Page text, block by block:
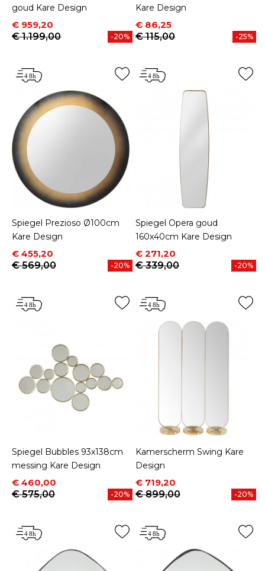
goud Kare Design
Prijs
€ 959,20
Normale prijs
€ 1.199,00
-20%
Kare Design
Prijs
€ 86,25
Normale prijs
€ 115,00
-25%
Spiegel Prezioso Ø100cm
Kare Design
Prijs
€ 455,20
Normale prijs
€ 569,00
-20%
Spiegel Opera goud
160x40cm Kare Design
Prijs
€ 271,20
Normale prijs
€ 339,00
-20%
Spiegel Bubbles 93x138cm
messing Kare Design
Prijs
€ 460,00
Normale prijs
€ 575,00
-20%
Kamerscherm Swing Kare
Design
Prijs
€ 719,20
Normale prijs
€ 899,00
-20%